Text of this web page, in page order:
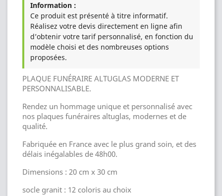
Information :
Ce produit est présenté à titre informatif.
Réalisez votre devis directement en ligne afin
d’obtenir votre tarif personnalisé, en fonction du
modèle choisi et des nombreuses options
proposées.
PLAQUE FUNÉRAIRE ALTUGLAS MODERNE ET
PERSONNALISABLE.
Rendez un hommage unique et personnalisé avec
nos plaques funéraires altuglas, modernes et de
qualité.
Fabriquée en France avec le plus grand soin, et des
délais inégalables de 48h00.
Dimensions : 20 cm x 30 cm
socle granit : 12 coloris au choix